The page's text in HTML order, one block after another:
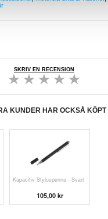
SKRIV EN RECENSION
KUNDER HAR OCKSÅ KÖPT
Kapacitiv Styluspenna - Svart
105,00 kr